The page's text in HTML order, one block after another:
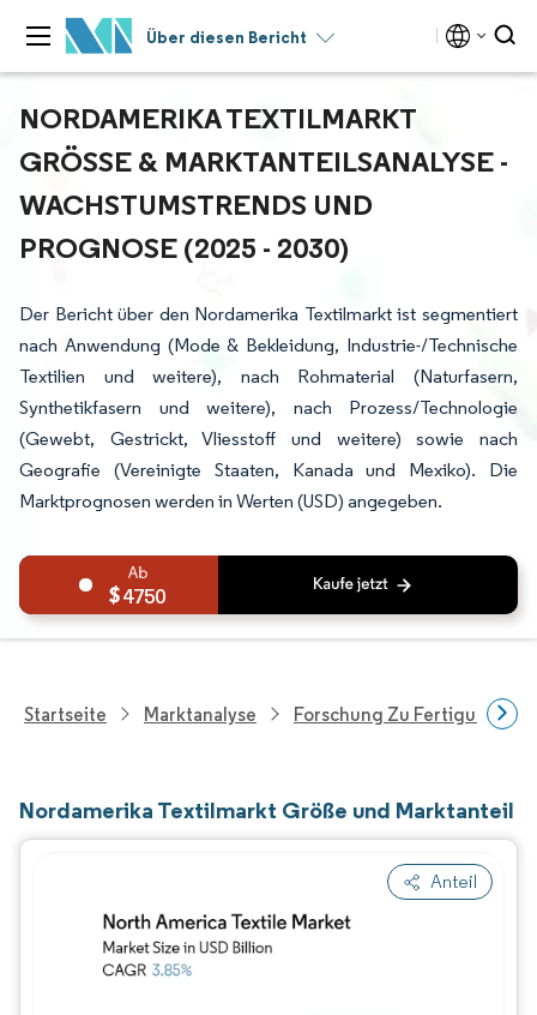
Über diesen Bericht
NORDAMERIKA TEXTILMARKT
GRÖSSE & MARKTANTEILSANALYSE - W
ACHSTUMSTRENDS UND P
ROGNOSE (2025 - 2030)
Der Bericht über den Nordamerika Textilmarkt ist segmentiert
nach Anwendung (Mode & Bekleidung, Industrie-/Technische
Textilien und weitere), nach Rohmaterial (Naturfasern,
Synthetikfasern und weitere), nach Prozess/Technologie
(Gewebt, Gestrickt, Vliesstoff und weitere) sowie nach
Geografie (Vereinigte Staaten, Kanada und Mexiko). Die
Marktprognosen werden in Werten (USD) angegeben.
4750
Startseite Marktanalyse Forschung Zu
Nordamerika Textilmarkt Größe und Marktanteil
Anteil